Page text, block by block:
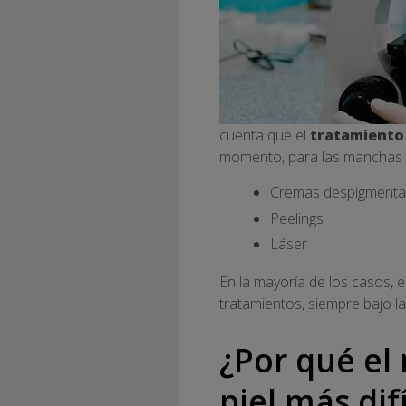
cuenta que el tratamiento
momento, para las
Cremas
Peelings
Láser
En la mayoría de los casos,
tratamientos, siempre bajo
¿Por qué